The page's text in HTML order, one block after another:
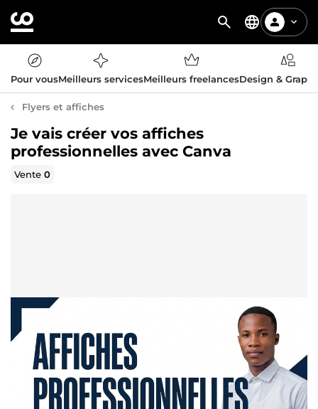
Pour vousMeilleurs servicesMeilleurs freelancesDesign &
Flyers et affiches
Je vais créer vos affiches
professionnelles avec Canva
Vente0